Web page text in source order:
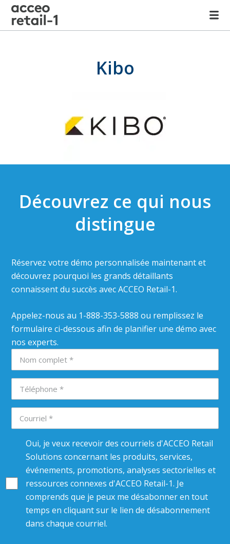
Kibo
Découvrez ce qui nous
distingue
Réservez votre démo personnalisée maintenant et
découvrez pourquoi les grands détaillants
connaissent du succès avec ACCEO Retail-1.
Appelez-nous au 1-888-353-5888 ou remplissez le
formulaire ci-dessous afin de planifier une démo avec
nos experts.
Oui, je veux recevoir des courriels d'ACCEO Retail
Solutions concernant les produits, services,
événements, promotions, analyses sectorielles et
ressources connexes d'ACCEO Retail-1. Je
comprends que je peux me désabonner en tout
temps en cliquant sur le lien de désabonnement
dans chaque courriel.